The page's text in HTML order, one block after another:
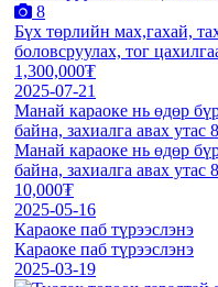
8
Бүх төрлийн мах,гаxай,
боловсруулах, тог
1,300,000₮
2025-07-21
Манай караоке нь өдөр
байна, захиалга авах утас
Манай караоке нь өдөр
байна, захиалга авах утас
10,000₮
2025-05-16
Караоке паб түрээслэнэ
Караоке паб түрээслэнэ
2025-03-19